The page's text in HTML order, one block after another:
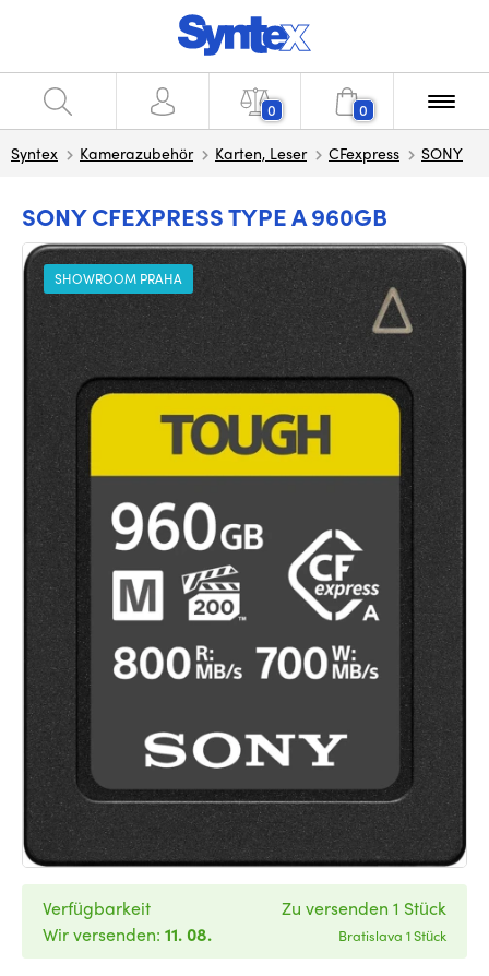
0 0
Syntex Kamerazubehör Karten, Leser CFexpress SONY
SONY CFEXPRESS TYPE A 960GB
SHOWROOM PRAHA
Verfügbarkeit
Wir versenden: 11. 08.
Zu versenden 1 Stück
Bratislava 1 Stück